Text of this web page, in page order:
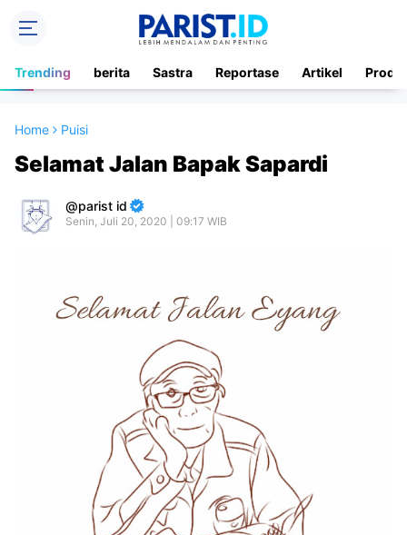
Trending berita Sastra Reportase Artikel
Home Puisi
Selamat Jalan Bapak Sapardi
parist id
Senin, Juli 20, 2020 | 09:17 WIB